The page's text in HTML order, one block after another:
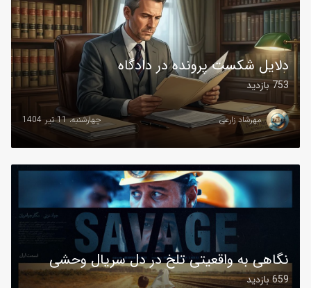
دلایل شکست پرونده در دادگاه
753 بازدید
مهرشاد زارعی چهارشنبه، 11 تیر 1404
نگاهی به واقعیتی تلخ در دل سریال وحشی
659 بازدید